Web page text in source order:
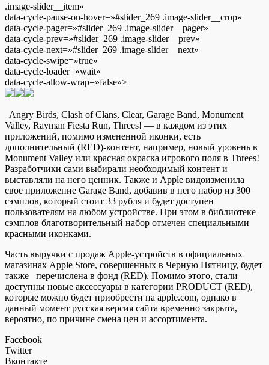
.image-slider__item»
data-cycle-pause-on-hover=»#slider_269 .image-slider__crop»
data-cycle-pager=»#slider_269 .image-slider__pager»
data-cycle-prev=»#slider_269 .image-slider__prev»
data-cycle-next=»#slider_269 .image-slider__next»
data-cycle-swipe=»true»
data-cycle-loader=»wait»
data-cycle-allow-wrap=»false»>
Angry Birds, Clash of Clans, Clear, Garage Band, Monument
Valley, Rayman Fiesta Run, Threes! — в каждом из этих
приложений, помимо измененной иконки, есть
дополнительный (RED)-контент, например, новый уровень в
Monument Valley или красная окраска игрового поля в Threes!
Разработчики сами выбирали необходимый контент и
выставляли на него ценник. Также и Apple видоизменила
свое приложение Garage Band, добавив в него набор из 300
сэмплов, который стоит 33 рубля и будет доступен
пользователям на любом устройстве. При этом в библиотеке
сэмплов благотворительный набор отмечен специальными
красными иконками.
Часть выручки с продаж Apple-устройств в официальных
магазинах Apple Store, совершенных в Черную Пятницу, будет
также перечислена в фонд (RED). Помимо этого, стали
доступны новые аксессуары в категории PRODUCT (RED),
которые можно будет приобрести на apple.com, однако в
данный момент русская версия сайта временно закрыта,
вероятно, по причине смена цен и ассортимента.
Facebook
Twitter
Вконтакте